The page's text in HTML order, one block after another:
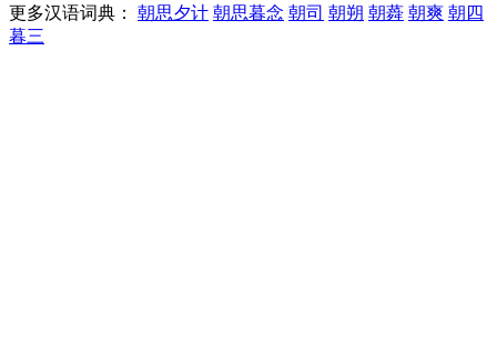
更多汉语词典： 朝思夕计 朝思暮念 朝司 朝朔 朝蕣 朝爽 朝四
暮三